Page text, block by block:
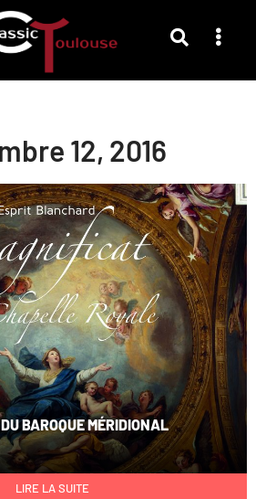
12, 2016
BAROQUE MÉRIDIONAL
LIRE LA SUITE